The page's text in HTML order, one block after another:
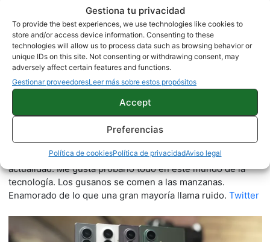
Gestiona tu privacidad
To provide the best experiences, we use technologies like cookies to
store and/or access device information. Consenting to these
technologies will allow us to process data such as browsing behavior or
unique IDs on this site. Not consenting or withdrawing consent, may
adversely affect certain features and functions.
Gestionar proveedoresLeer más sobre estos propósitos
Accept
Preferencias
Política de cookiesPolítica de privacidadAviso legal
11059 artículos publicados en ProAndroid desde 2020.
Redactor en Pro Android | Apasionado de ese Androide
verde que tanto esconde. Se comenta que tecleo sobre
actualidad. Me gusta probarlo todo en este mundo de la
tecnología. Los gusanos se comen a las manzanas.
Enamorado de lo que una gran mayoría llama ruido. Twitter